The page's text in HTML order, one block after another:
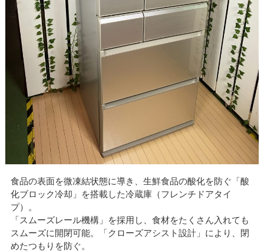
食品の表面を微凍結状態に導き、生鮮食品の酸化を防ぐ「酸
化ブロック冷却」を搭載した冷蔵庫（フレンチドアタイ
プ）。
「スムーズレール機構」を採用し、食材をたくさん入れても
スムーズに開閉可能。「クローズアシスト設計」により、閉
めたつもりを防ぐ。